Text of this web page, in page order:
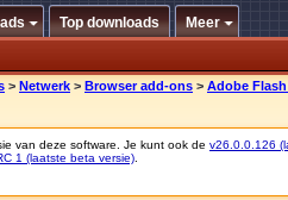
Top downloads Meer
> Netwerk > Browser add-ons > Adobe Flash
van deze software. Je kunt ook de v26.0.0.126
1 (laatste beta versie)